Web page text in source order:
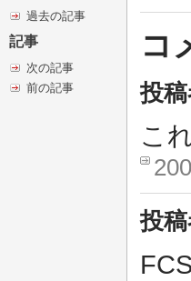
過去の記事
記事
次の記事
前の記事
コ
投
こ
投